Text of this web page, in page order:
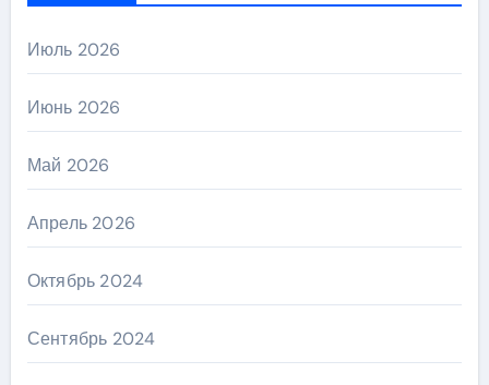
Июль 2026
Июнь 2026
Май 2026
Апрель 2026
Октябрь 2024
Сентябрь 2024